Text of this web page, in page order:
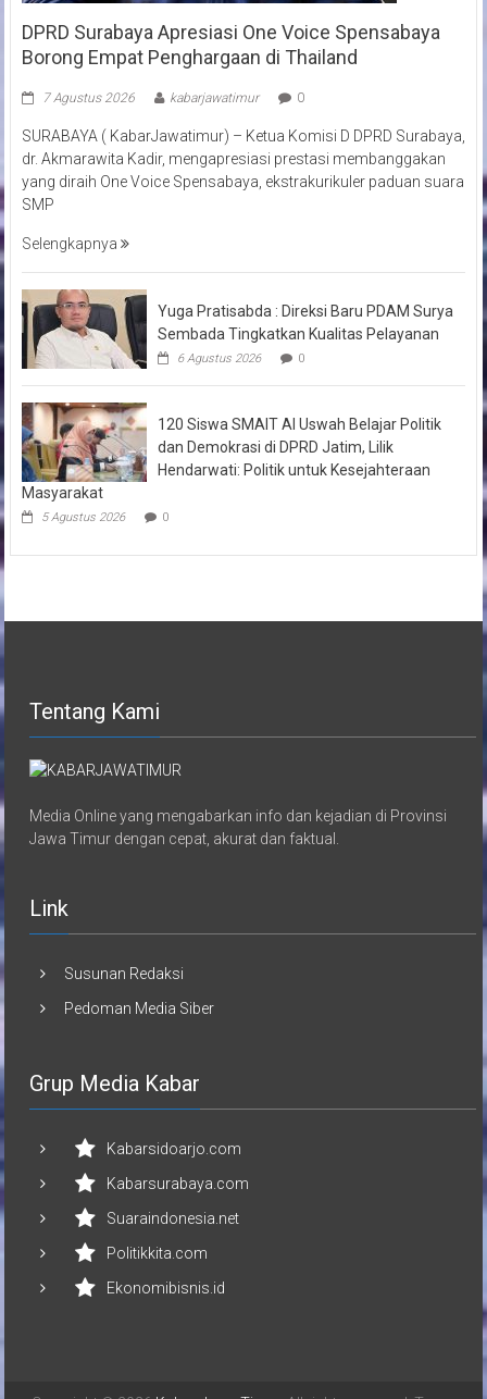
DPRD Surabaya Apresiasi One Voice Spensabaya
Borong Empat Penghargaan di Thailand
7 Agustus 2026 kabarjawatimur 0
SURABAYA ( KabarJawatimur) – Ketua Komisi D DPRD Surabaya,
dr. Akmarawita Kadir, mengapresiasi prestasi membanggakan
yang diraih One Voice Spensabaya, ekstrakurikuler paduan suara
SMP
Selengkapnya
Yuga Pratisabda : Direksi Baru PDAM Surya
Sembada Tingkatkan Kualitas Pelayanan
6 Agustus 2026 0
120 Siswa SMAIT Al Uswah Belajar Politik
dan Demokrasi di DPRD Jatim, Lilik
Hendarwati: Politik untuk Kesejahteraan
Masyarakat
5 Agustus 2026 0
Tentang Kami
Media Online yang mengabarkan info dan kejadian di Provinsi
Jawa Timur dengan cepat, akurat dan faktual.
Link
Susunan Redaksi
Pedoman Media Siber
Grup Media Kabar
Kabarsidoarjo.com
Kabarsurabaya.com
Suaraindonesia.net
Politikkita.com
Ekonomibisnis.id